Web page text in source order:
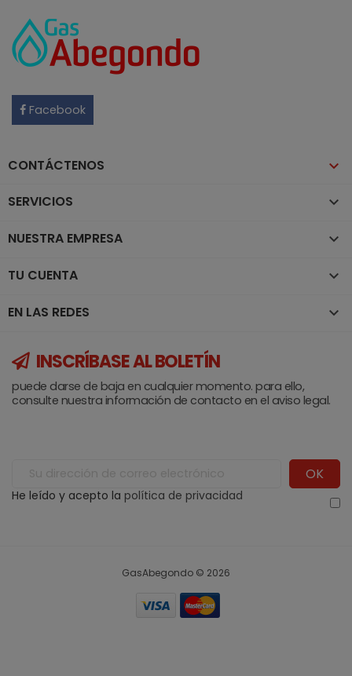
Facebook
CONTÁCTENOS 
SERVICIOS 
NUESTRA EMPRESA 
TU CUENTA 
EN LAS REDES 
INSCRÍBASE AL BOLETÍN
puede darse de baja en cualquier momento. para ello,
consulte nuestra información de contacto en el aviso legal.
He leído y acepto la política de privacidad
GasAbegondo © 2026